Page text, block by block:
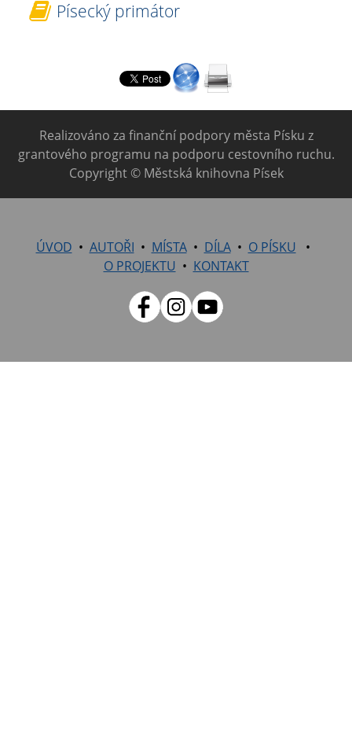
Písecký primátor
Realizováno za finanční podpory města Písku z
grantového programu na podporu cestovního ruchu.
Copyright © Městská knihovna Písek
ÚVOD AUTOŘI MÍSTA DÍLA
O PÍSKU
O PROJEKTU
KONTAKT